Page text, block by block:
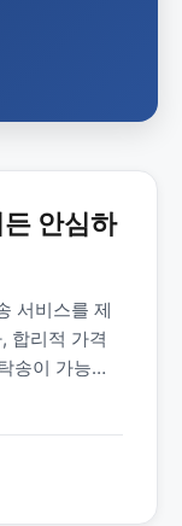
안심하
서비스를 제
합리적 가격
송이 가능합